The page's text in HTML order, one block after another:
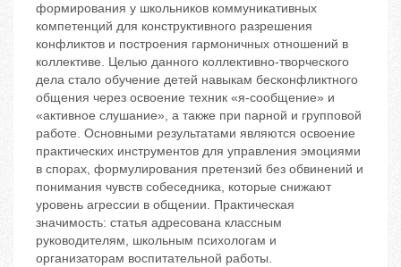
формирования у школьников коммуникативных
компетенций для конструктивного разрешения
конфликтов и построения гармоничных отношений в
коллективе. Целью данного коллективно-творческого
дела стало обучение детей навыкам бесконфликтного
общения через освоение техник «я-сообщение» и
«активное слушание», а также при парной и групповой
работе. Основными результатами являются освоение
практических инструментов для управления эмоциями
в спорах, формулирования претензий без обвинений и
понимания чувств собеседника, которые снижают
уровень агрессии в общении. Практическая
значимость: статья адресована классным
руководителям, школьным психологам и
организаторам воспитательной работы.